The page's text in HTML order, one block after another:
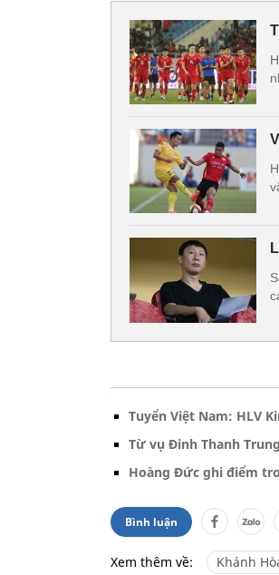
Tuyển Việt Nam: HLV
Từ vụ Đinh Thanh
Hoàng Đức ghi điểm
Bình luận
Xem thêm về: Khánh